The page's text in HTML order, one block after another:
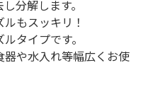
分解します。
もスッキリ！
タイプです。
や水入れ等幅広くお使